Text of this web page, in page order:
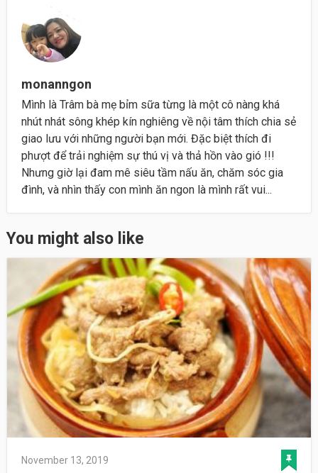
monanngon
Mình là Trâm bà mẹ bỉm sữa từng là một cô nàng khá
nhút nhát sông khép kín nghiêng về nội tâm thích chia sẻ
giao lưu với những người bạn mới. Đặc biệt thích đi
phượt để trải nghiệm sự thú vị và thả hồn vào gió !!!
Nhưng giờ lại đam mê siêu tầm nấu ăn, chăm sóc gia
đình, và nhìn thấy con mình ăn ngon là mình rất vui...
You might also like
November 13, 2019